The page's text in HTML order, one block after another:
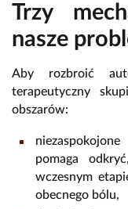
Trzy
nasze
Aby rozbroić
terapeutyczny
obszarów:
pomaga
wczesnym
obecnego bólu,